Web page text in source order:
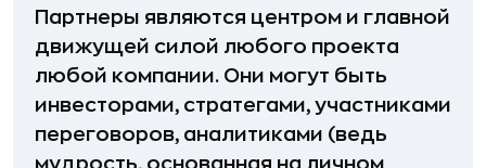
Партнеры являются центром и главной
движущей силой любого проекта
любой компании. Они могут быть
инвесторами, стратегами, участниками
переговоров, аналитиками (ведь
мудрость, основанная на личном